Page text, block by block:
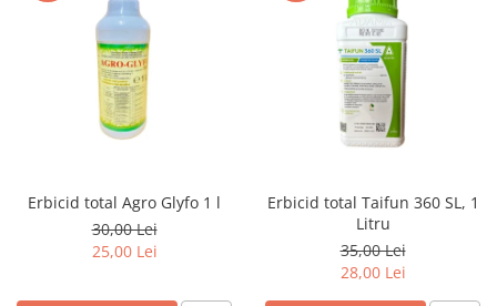
Erbicid total Agro Glyfo 1 l
30,00 Lei
25,00 Lei
Erbicid total Taifun 360 SL, 1
Litru
35,00 Lei
28,00 Lei